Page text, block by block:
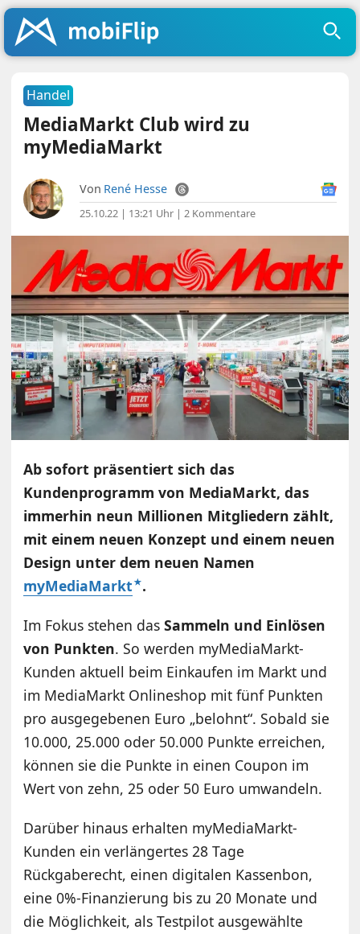
Handel
MediaMarkt Club wird zu
myMediaMarkt
Von René Hesse
25.10.22 | 13:21 Uhr |2 Kommentare
Ab sofort präsentiert sich das
Kundenprogramm von MediaMarkt, das
immerhin neun Millionen Mitgliedern zählt,
mit einem neuen Konzept und einem neuen
Design unter dem neuen Namen
myMediaMarkt .
Im Fokus stehen dasSammeln und Einlösen
von Punkten. So werden myMediaMarkt-
Kunden aktuell beim Einkaufen im Markt und
im MediaMarkt Onlineshop mit fünf Punkten
pro ausgegebenen Euro „belohnt“. Sobald sie
10.000, 25.000 oder 50.000 Punkte erreichen,
können sie die Punkte in einen Coupon im
Wert von zehn, 25 oder 50 Euro umwandeln.
Darüber hinaus erhalten myMediaMarkt-
Kunden ein verlängertes 28 Tage
Rückgaberecht, einen digitalen Kassenbon,
eine 0%-Finanzierung bis zu 20 Monate und
die Möglichkeit, als Testpilot ausgewählte